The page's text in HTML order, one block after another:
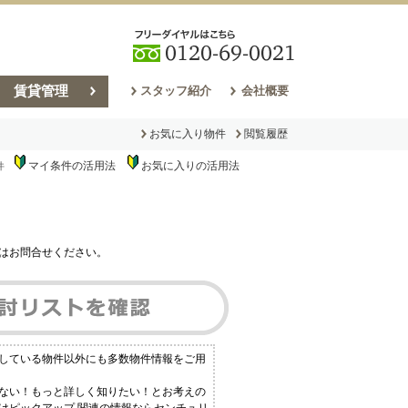
賃貸管理 スタッフ紹介 会社概要
お気に入り物件 閲覧履歴
マイ条件の活用法 お気に入りの活用法
お問合せください。
ている物件以外にも多数物件情報をご用
い！もっと詳しく知りたい！とお考えの